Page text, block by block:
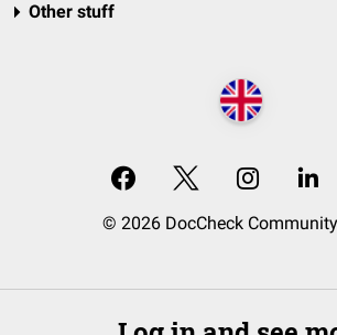
Other stuff
© 2026 DocCheck